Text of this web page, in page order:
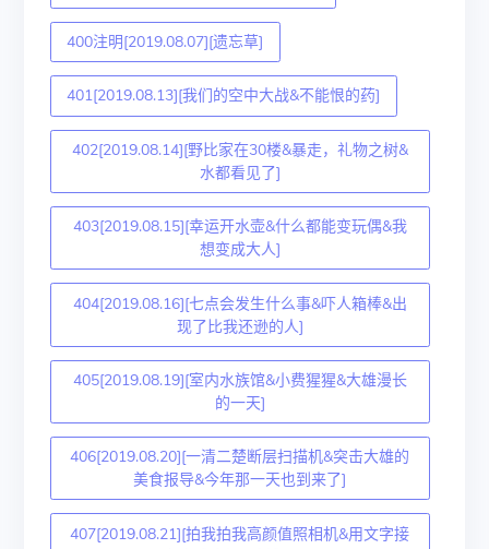
400注明[2019.08.07][遗忘草]
401[2019.08.13][我们的空中大战&不能恨的药]
402[2019.08.14][野比家在30楼&暴走，礼物之树&
水都看见了]
403[2019.08.15][幸运开水壶&什么都能变玩偶&我
想变成大人]
404[2019.08.16][七点会发生什么事&吓人箱棒&出
现了比我还逊的人]
405[2019.08.19][室内水族馆&小费猩猩&大雄漫长
的一天]
406[2019.08.20][一清二楚断层扫描机&突击大雄的
美食报导&今年那一天也到来了]
407[2019.08.21][拍我拍我高颜值照相机&用文字接